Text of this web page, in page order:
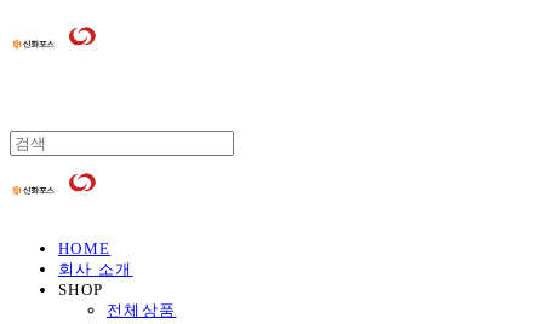
HOME
회사 소개
SHOP
전체상품